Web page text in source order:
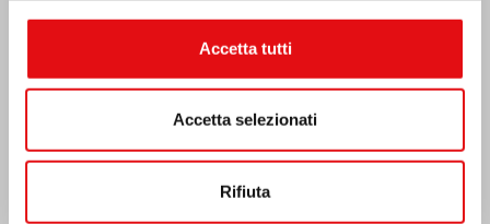
Accetta tutti
Accetta selezionati
Rifiuta